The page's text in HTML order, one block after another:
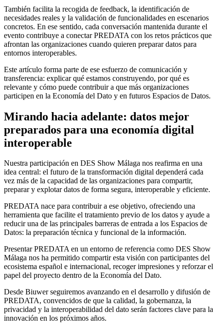
También facilita la recogida de feedback, la identificación de
necesidades reales y la validación de funcionalidades en escenarios
concretos. En ese sentido, cada conversación mantenida durante el
evento contribuye a conectar PREDATA con los retos prácticos que
afrontan las organizaciones cuando quieren preparar datos para
entornos interoperables.
Este artículo forma parte de ese esfuerzo de comunicación y
transferencia: explicar qué estamos construyendo, por qué es
relevante y cómo puede contribuir a que más organizaciones
participen en la Economía del Dato y en futuros Espacios de Datos.
Mirando hacia adelante: datos mejor
preparados para una economía digital
interoperable
Nuestra participación en DES Show Málaga nos reafirma en una
idea central: el futuro de la transformación digital dependerá cada
vez más de la capacidad de las organizaciones para compartir,
preparar y explotar datos de forma segura, interoperable y eficiente.
PREDATA nace para contribuir a ese objetivo, ofreciendo una
herramienta que facilite el tratamiento previo de los datos y ayude a
reducir una de las principales barreras de entrada a los Espacios de
Datos: la preparación técnica y funcional de la información.
Presentar PREDATA en un entorno de referencia como DES Show
Málaga nos ha permitido compartir esta visión con participantes del
ecosistema español e internacional, recoger impresiones y reforzar el
papel del proyecto dentro de la Economía del Dato.
Desde Biuwer seguiremos avanzando en el desarrollo y difusión de
PREDATA, convencidos de que la calidad, la gobernanza, la
privacidad y la interoperabilidad del dato serán factores clave para la
innovación en los próximos años.